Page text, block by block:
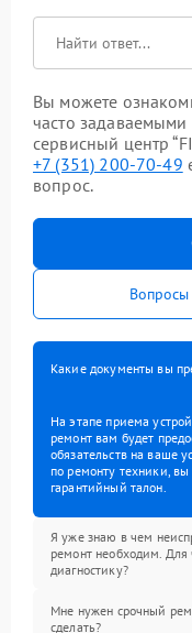
Вы можете
часто
сервисный центр
+7 (351) 200-70-49
вопрос.
Какие документы вы
На этапе приема
ремонт вам будет
обязательств на ваше
по ремонту техники,
гарантийный талон.
Я уже знаю в чем
ремонт необходим. Для
диагностику?
Мне нужен срочный
сделать?